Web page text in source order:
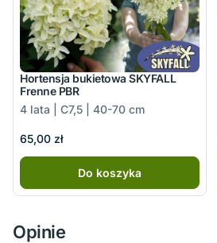
Hortensja bukietowa SKYFALL
Frenne PBR
4 lata | C7,5 | 40-70 cm
65,00 zł
Do koszyka
Opinie